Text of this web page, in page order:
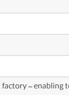
factory – enabling